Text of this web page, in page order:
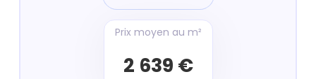
Prix moyen au m²
2 639 €